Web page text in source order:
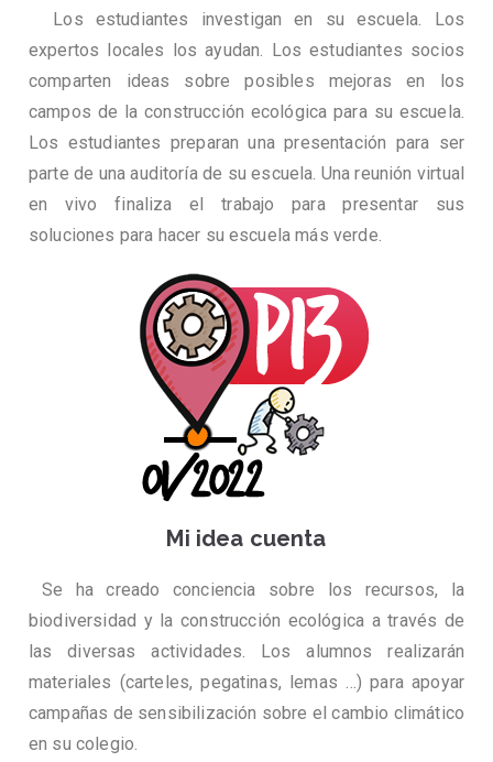
Los estudiantes investigan en su escuela. Los
expertos locales los ayudan. Los estudiantes socios
comparten ideas sobre posibles mejoras en los
campos de la construcción ecológica para su escuela.
Los estudiantes preparan una presentación para ser
parte de una auditoría de su escuela. Una reunión virtual
en vivo finaliza el trabajo para presentar sus
soluciones para hacer su escuela más verde.
Mi idea cuenta
Se ha creado conciencia sobre los recursos, la
biodiversidad y la construcción ecológica a través de
las diversas actividades. Los alumnos realizarán
materiales (carteles, pegatinas, lemas …) para apoyar
campañas de sensibilización sobre el cambio climático
en su colegio.